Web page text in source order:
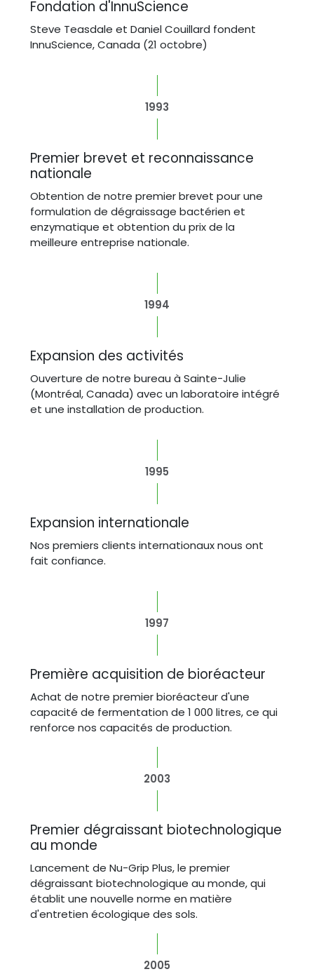
Fondation d'InnuScience
Steve Teasdale et Daniel Couillard fondent
InnuScience, Canada (21 octobre)
1993
Premier brevet et reconnaissance
nationale
Obtention de notre premier brevet pour une
formulation de dégraissage bactérien et
enzymatique et obtention du prix de la
meilleure entreprise nationale.
1994
Expansion des activités
Ouverture de notre bureau à Sainte-Julie
(Montréal, Canada) avec un laboratoire intégré
et une installation de production.
1995
Expansion internationale
Nos premiers clients internationaux nous ont
fait confiance.
1997
Première acquisition de bioréacteur
Achat de notre premier bioréacteur d'une
capacité de fermentation de 1 000 litres, ce qui
renforce nos capacités de production.
2003
Premier dégraissant biotechnologique
au monde
Lancement de Nu-Grip Plus, le premier
dégraissant biotechnologique au monde, qui
établit une nouvelle norme en matière
d'entretien écologique des sols.
2005